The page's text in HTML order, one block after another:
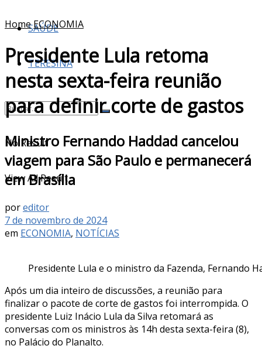
SAÚDE
TERESINA
No Result
View All Result
Home ECONOMIA
Presidente Lula retoma
nesta sexta-feira reunião
para definir corte de gastos
Ministro Fernando Haddad cancelou
viagem para São Paulo e permanecerá
em Brasília
poreditor
7 de novembro de 2024
em ECONOMIA, NOTÍCIAS
Presidente Lula e o ministro da Fazenda, Fernando
Após um dia inteiro de discussões, a reunião para
finalizar o pacote de corte de gastos foi interrompida. O
presidente Luiz Inácio Lula da Silva retomará as
conversas com os ministros às 14h desta sexta-feira (8),
no Palácio do Planalto.